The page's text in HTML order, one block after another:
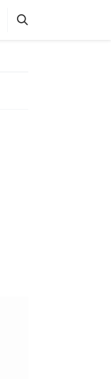
Поиск
Поиск